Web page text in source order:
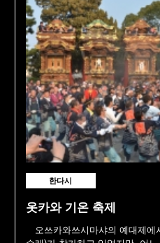
한다시
옷카와 기온 축제
오쓰카와쓰시마샤의 예대제에